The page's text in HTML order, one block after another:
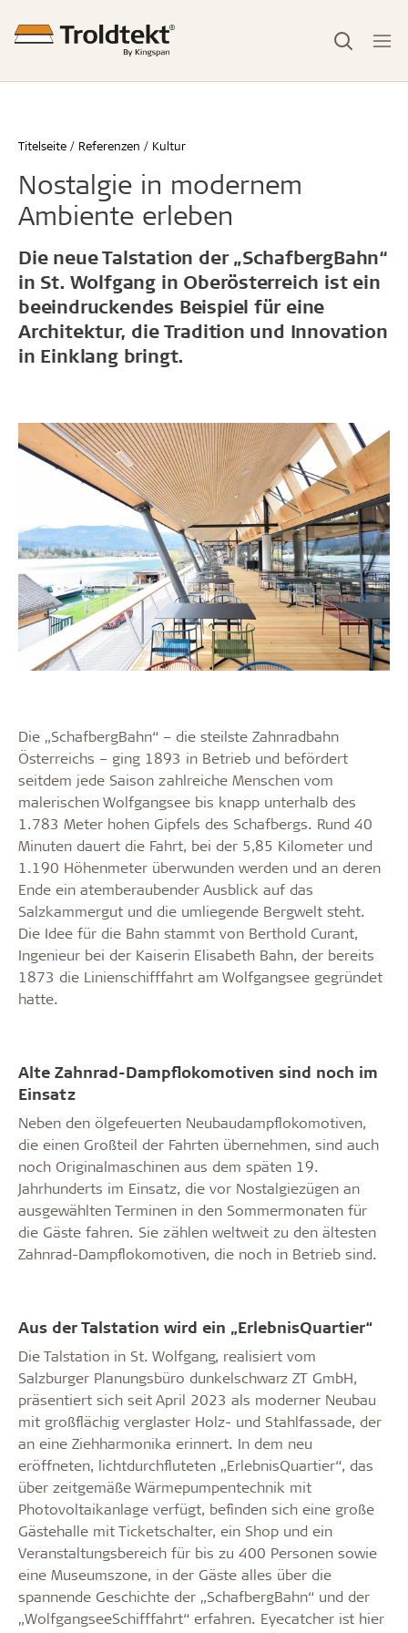
Titelseite Referenzen Kultur
Nostalgie in modernem
Ambiente erleben
Die neue Talstation der „SchafbergBahn“
in St. Wolfgang in Oberösterreich ist ein
beeindruckendes Beispiel für eine
Architektur, die Tradition und Innovation
in Einklang bringt.
Die „SchafbergBahn“ – die steilste Zahnradbahn
Österreichs – ging 1893 in Betrieb und befördert
seitdem jede Saison zahlreiche Menschen vom
malerischen Wolfgangsee bis knapp unterhalb des
1.783 Meter hohen Gipfels des Schafbergs. Rund 40
Minuten dauert die Fahrt, bei der 5,85 Kilometer und
1.190 Höhenmeter überwunden werden und an deren
Ende ein atemberaubender Ausblick auf das
Salzkammergut und die umliegende Bergwelt steht.
Die Idee für die Bahn stammt von Berthold Curant,
Ingenieur bei der Kaiserin Elisabeth Bahn, der bereits
1873 die Linienschifffahrt am Wolfgangsee gegründet
hatte.
Alte Zahnrad-Dampflokomotiven sind noch im
Einsatz
Neben den ölgefeuerten Neubaudampflokomotiven,
die einen Großteil der Fahrten übernehmen, sind auch
noch Originalmaschinen aus dem späten 19.
Jahrhunderts im Einsatz, die vor Nostalgiezügen an
ausgewählten Terminen in den Sommermonaten für
die Gäste fahren. Sie zählen weltweit zu den ältesten
Zahnrad-Dampflokomotiven, die noch in Betrieb sind.
Aus der Talstation wird ein „ErlebnisQuartier“
Die Talstation in St. Wolfgang, realisiert vom
Salzburger Planungsbüro dunkelschwarz ZT GmbH,
präsentiert sich seit April 2023 als moderner Neubau
mit großflächig verglaster Holz- und Stahlfassade, der
an eine Ziehharmonika erinnert. In dem neu
eröffneten, lichtdurchfluteten „ErlebnisQuartier“, das
über zeitgemäße Wärmepumpentechnik mit
Photovoltaikanlage verfügt, befinden sich eine große
Gästehalle mit Ticketschalter, ein Shop und ein
Veranstaltungsbereich für bis zu 400 Personen sowie
eine Museumszone, in der Gäste alles über die
spannende Geschichte der „SchafbergBahn“ und der
„WolfgangseeSchifffahrt“ erfahren. Eyecatcher ist hier